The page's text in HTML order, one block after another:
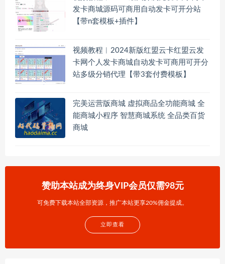
发卡商城源码可商用自动发卡可开分站
【带n套模板+插件】
视频教程︱2024新版红盟云卡红盟云发
卡网个人发卡商城自动发卡可商用可开分
站多级分销代理【带3套付费模板】
完美运营版商城 虚拟商品全功能商城 全
能商城小程序 智慧商城系统 全品类百货
商城
赞助本站成为终身VIP会员仅需98元
可免费下载本站全部资源，推广本站更享20%佣金提成。
立即查看